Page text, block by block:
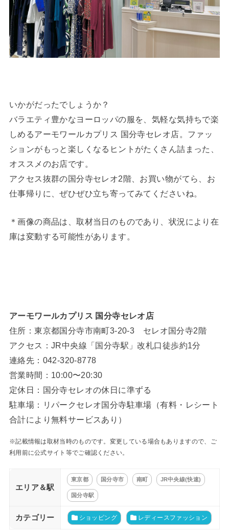
いかがだったでしょうか？
バラエティ豊かなヨーロッパの服を、気軽な気持ちで楽
しめるアーモワールカプリス 国分寺セレオ店。ファッ
ションがもっと楽しくなるヒントがたくさん詰まった、
オススメのお店です。
アクセス抜群の国分寺セレオ2階、お買い物がてら、お
仕事帰りに、ぜひぜひ立ち寄ってみてくださいね。
＊画像の商品は、取材当日のものであり、状況により在
庫は変動する可能性があります。
アーモワールカプリス 国分寺セレオ店
住所：東京都国分寺市南町3-20-3 セレオ国分寺2階
アクセス：JR中央線「国分寺駅」改札口徒歩約1分
連絡先：042-320-8778
営業時間：10:00〜20:30
定休日：国分寺セレオの休日に準ずる
駐車場：リパークセレオ国分寺駐車場（有料・レシート
合計により無料サービスあり）
※記載情報は取材当時のものです。変更している場合もありますので、ご
利用前に公式サイト等でご確認ください。
エリア＆駅
東京都 国分寺市 南町 JR中央線(快速)
国分寺駅
カテゴリー ショッピング レディースファッション